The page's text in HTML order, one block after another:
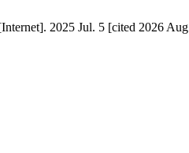
2025 Jul. 5 [cited 2026